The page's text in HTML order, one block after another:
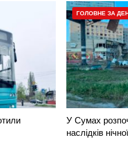
ГОЛОВНЕ ЗА
У Сумах
наслідків